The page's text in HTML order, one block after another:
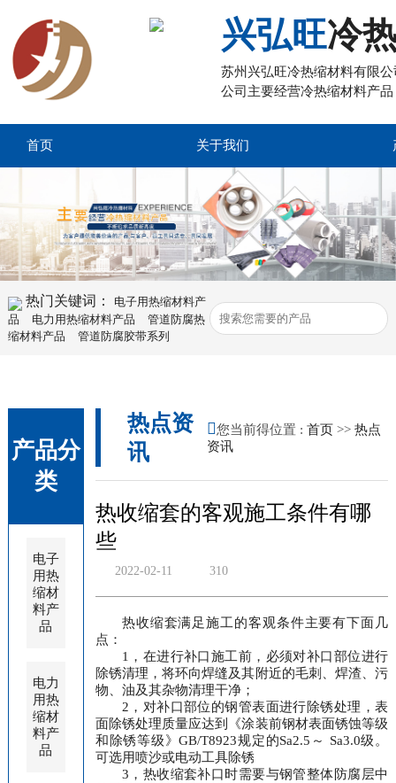
兴弘旺冷
苏州兴弘旺冷热缩材料有限
公司主要经营冷热缩材料产品
首页 关于我们
热门关键词：
电子用热缩材料产
品
电力用热缩材料产品
管道防腐热
缩材料产品
管道防腐胶带系列
产品分
类
电子
用热
缩材
料产
品
电力
用热
缩材
料产
品
热点资
讯
您当前得位置 :首页 >>热点
资讯
热收缩套的客观施工条件有哪
些
2022-02-11 310
热收缩套满足施工的客观条件主要有下面几
点：
1，在进行补口施工前，必须对补口部位进行
除锈清理，将环向焊缝及其附近的毛刺、焊渣、污
物、油及其杂物清理干净；
2，对补口部位的钢管表面进行除锈处理，表
面除锈处理质量应达到《涂装前钢材表面锈蚀等级
和除锈等级》GB/T8923规定的Sa2.5～ Sa3.0级。
可选用喷沙或电动工具除锈
3，热收缩套补口时需要与钢管整体防腐层中